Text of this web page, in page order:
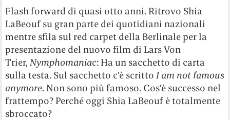
Flash forward di quasi otto anni. Ritrovo Shia
LaBeouf su gran parte dei quotidiani nazionali
mentre sfila sul red carpet della Berlinale per la
presentazione del nuovo film di Lars Von
Trier,Nymphomaniac: Ha un sacchetto di carta
sulla testa. Sul sacchetto c’è scrittoI am not famous
anymore. Non sono più famoso. Cos’è successo nel
frattempo? Perché oggi Shia LaBeouf è totalmente
sbroccato?